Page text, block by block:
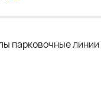
парковочные линии